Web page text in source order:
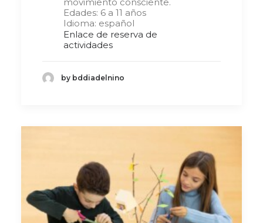
Edades: 6 a 11 años
Idioma: español
Enlace de reserva de
actividades
by bddiadelnino